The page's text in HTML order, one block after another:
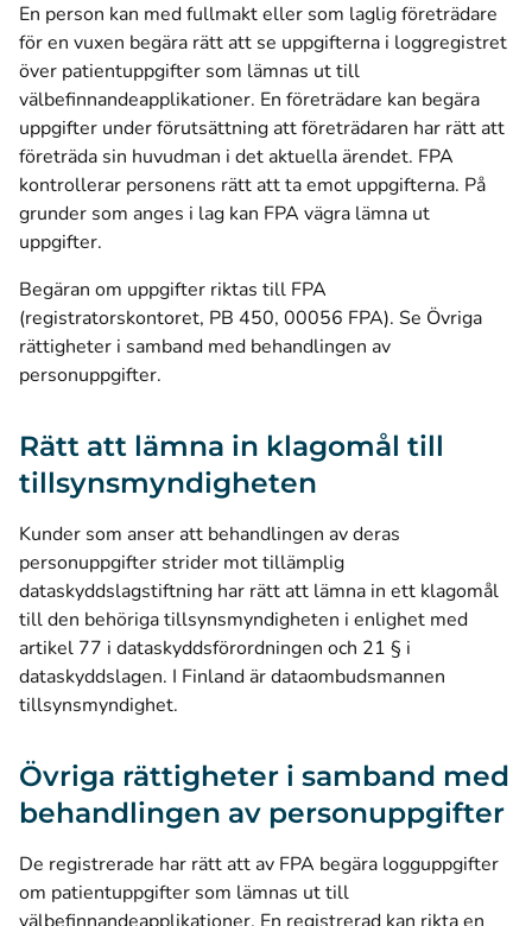
En person kan med fullmakt eller som laglig företrädare
för en vuxen begära rätt att se uppgifterna i loggregistret
över patientuppgifter som lämnas ut till
välbefinnandeapplikationer. En företrädare kan begära
uppgifter under förutsättning att företrädaren har rätt att
företräda sin huvudman i det aktuella ärendet. FPA
kontrollerar personens rätt att ta emot uppgifterna. På
grunder som anges i lag kan FPA vägra lämna ut
uppgifter.
Begäran om uppgifter riktas till FPA
(registratorskontoret, PB 450, 00056 FPA). Se Övriga
rättigheter i samband med behandlingen av
personuppgifter.
Rätt att lämna in klagomål till
tillsynsmyndigheten
Kunder som anser att behandlingen av deras
personuppgifter strider mot tillämplig
dataskyddslagstiftning har rätt att lämna in ett klagomål
till den behöriga tillsynsmyndigheten i enlighet med
artikel 77 i dataskyddsförordningen och 21 § i
dataskyddslagen. I Finland är dataombudsmannen
tillsynsmyndighet.
Övriga rättigheter i samband med
behandlingen av personuppgifter
De registrerade har rätt att av FPA begära logguppgifter
om patientuppgifter som lämnas ut till